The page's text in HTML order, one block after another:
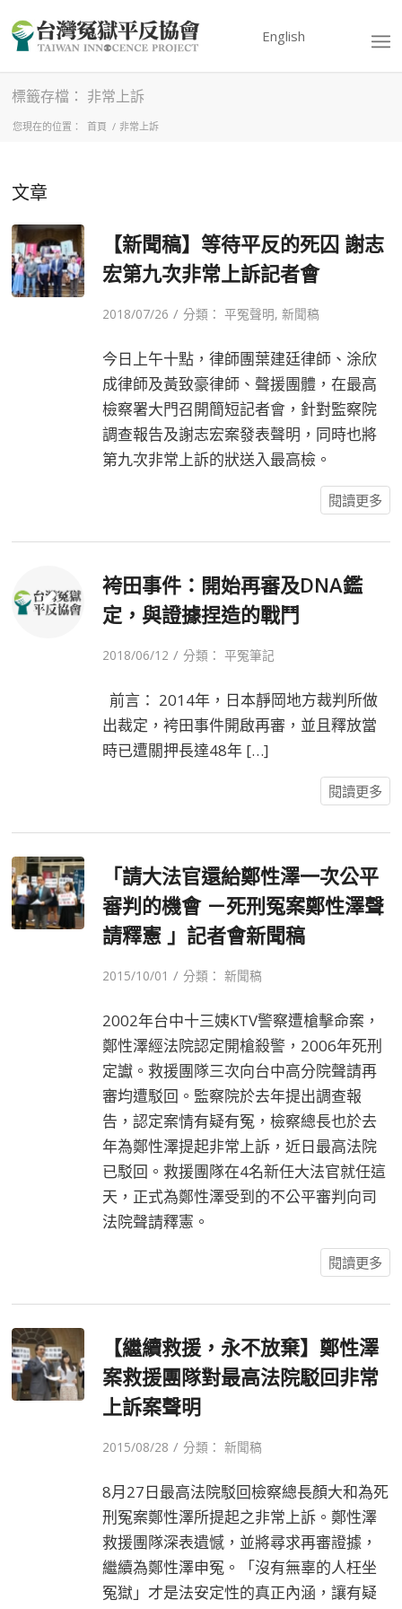
English
標籤存檔： 非常上訴
您現在的位置： 首頁 / 非常上訴
文章
【新聞稿】等待平反的死囚 謝志
宏第九次非常上訴記者會
2018/07/26 / 分類：平冤聲明,新聞稿
今日上午十點，律師團葉建廷律師、涂欣
成律師及黃致豪律師、聲援團體，在最高
檢察署大門召開簡短記者會，針對監察院
調查報告及謝志宏案發表聲明，同時也將
第九次非常上訴的狀送入最高檢。
閱讀更多
袴田事件：開始再審及DNA鑑
定，與證據捏造的戰鬥
2018/06/12 / 分類：平冤筆記
前言： 2014年，日本靜岡地方裁判所做
出裁定，袴田事件開啟再審，並且釋放當
時已遭關押長達48年 […]
閱讀更多
「請大法官還給鄭性澤一次公平
審判的機會 －死刑冤案鄭性澤聲
請釋憲 」記者會新聞稿
2015/10/01 / 分類：新聞稿
2002年台中十三姨KTV警察遭槍擊命案，
鄭性澤經法院認定開槍殺警，2006年死刑
定讞。救援團隊三次向台中高分院聲請再
審均遭駁回。監察院於去年提出調查報
告，認定案情有疑有冤，檢察總長也於去
年為鄭性澤提起非常上訴，近日最高法院
已駁回。救援團隊在4名新任大法官就任這
天，正式為鄭性澤受到的不公平審判向司
法院聲請釋憲。
閱讀更多
【繼續救援，永不放棄】鄭性澤
案救援團隊對最高法院駁回非常
上訴案聲明
2015/08/28 / 分類：新聞稿
8月27日最高法院駁回檢察總長顏大和為死
刑冤案鄭性澤所提起之非常上訴。鄭性澤
救援團隊深表遺憾，並將尋求再審證據，
繼續為鄭性澤申冤。「沒有無辜的人枉坐
冤獄」才是法安定性的真正內涵，讓有疑